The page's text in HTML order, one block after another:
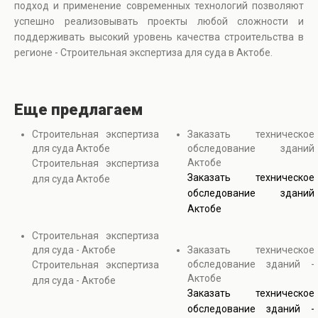
подход и применение современных технологий позволяют
успешно реализовывать проекты любой сложности и
поддерживать высокий уровень качества строительства в
регионе - Строительная экспертиза для суда в Актобе.
Еще предлагаем
Строительная экспертиза
для суда Актобе
Строительная экспертиза
для суда Актобе
Строительная экспертиза
для суда - Актобе
Строительная экспертиза
для суда - Актобе
Заказать техническое
обследование зданий
Актобе
Заказать техническое
обследование зданий
Актобе
Заказать техническое
обследование зданий -
Актобе
Заказать техническое
обследование зданий -